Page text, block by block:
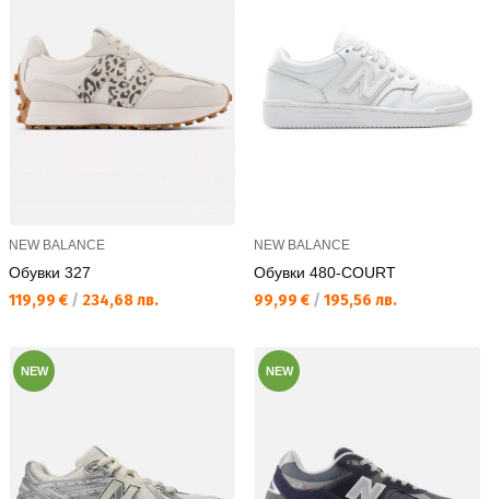
NEW BALANCE
Обувки 327
Текуща цена:
119,99 € / 234,68 лв.
NEW BALANCE
Обувки 480-COURT
Текуща цена:
99,99 € / 195,56 лв.
NEW NEW